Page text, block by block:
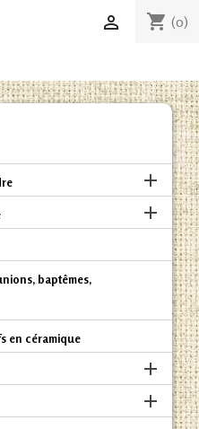
shopping_cart (0)



baptêmes,
en céramique

